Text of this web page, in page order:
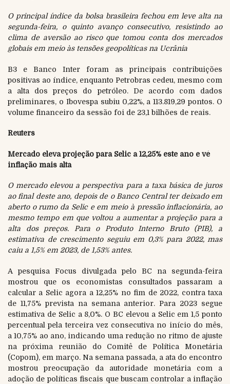
O principal índice da bolsa brasileira fechou em leve alta na
segunda-feira, o quinto avanço consecutivo, resistindo ao
clima de aversão ao risco que tomou conta dos mercados
globais em meio às tensões geopolíticas na Ucrânia
B3 e Banco Inter foram as principais contribuições
positivas ao índice, enquanto Petrobras cedeu, mesmo com
a alta dos preços do petróleo. De acordo com dados
preliminares, o Ibovespa subiu 0,22%, a 113.819,29 pontos. O
volume financeiro da sessão foi de 23,1 bilhões de reais.
Reuters
Mercado eleva projeção para Selic a 12,25% este ano e vê
inflação mais alta
O mercado elevou a perspectiva para a taxa básica de juros
ao final deste ano, depois de o Banco Central ter deixado em
aberto o rumo da Selic e em meio à pressão inflacionária, ao
mesmo tempo em que voltou a aumentar a projeção para a
alta dos preços. Para o Produto Interno Bruto (PIB), a
estimativa de crescimento seguiu em 0,3% para 2022, mas
caiu a 1,5% em 2023, de 1,53% antes.
A pesquisa Focus divulgada pelo BC na segunda-feira
mostrou que os economistas consultados passaram a
calcular a Selic agora a 12,25% no fim de 2022, contra taxa
de 11,75% prevista na semana anterior. Para 2023 segue
estimativa de Selic a 8,0%. O BC elevou a Selic em 1,5 ponto
percentual pela terceira vez consecutiva no início do mês,
a 10,75% ao ano, indicando uma redução no ritmo de ajuste
na próxima reunião do Comitê de Política Monetária
(Copom), em março. Na semana passada, a ata do encontro
mostrou preocupação da autoridade monetária com a
adoção de políticas fiscais que buscam controlar a inflação